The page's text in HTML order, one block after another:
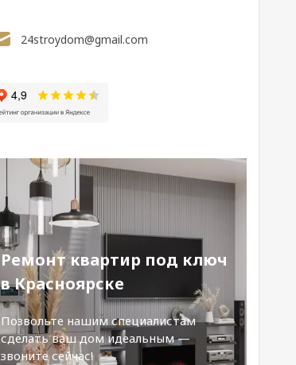
24stroydom@gmail.com
Ремонт квартир под ключ
в Красноярске
Позвольте нашим специалистам
сделать ваш дом идеальным —
звоните сейчас!